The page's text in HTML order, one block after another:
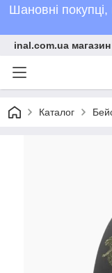
Шановні
inal.com.ua
Каталог